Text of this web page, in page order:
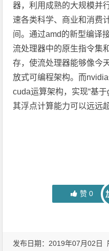
器，利用成熟的大规模并
速各类科学、商业和消费
间。通过amd的新型编译
流处理器中的原生指令集
存，使流处理器能够像今
放式可编程架构。而
cuda运算架构，实现“基
其浮点计算能力可以远远
赞 0
发布日期：2019年07月02日